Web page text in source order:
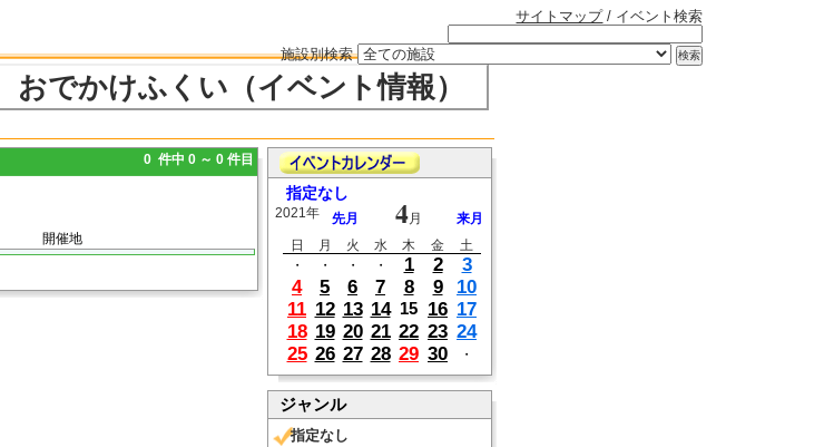
サイトマップ/ イベント検索
施設別検索
おでかけふくい（イベント情報）
0 件中 0 ～ 0 件目
開催地
指定なし
2021年 先月 4月
来月
日
月 火 水 木 金
土
・
・ ・ ・ 1 2
3
4
5 6 7 8 9
10
11 12 13 14 15 16 17
18 19 20 21 22 23 24
25 26 27 28 29 30 ・
ジャンル
指定なし